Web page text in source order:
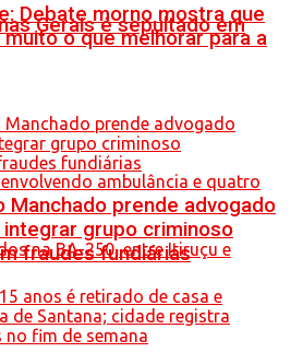
Gerais é sepultado em
Debate morno mostra que
o que melhorar para a
Manchado prende advogado
grupo criminoso
fraudes fundiárias